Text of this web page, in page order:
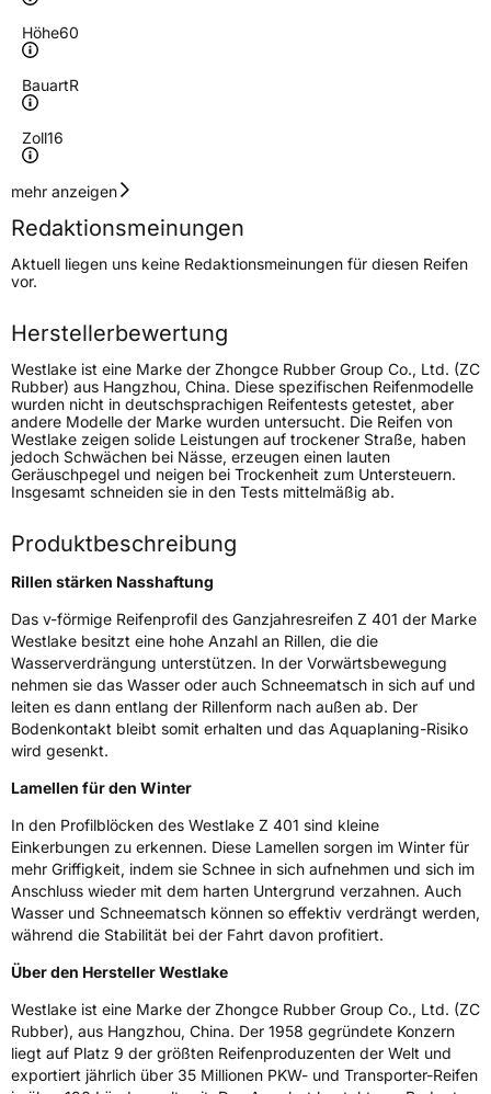
Höhe60
BauartR
Zoll16
Geschwindigkeitsindex
Höchstgeschwindigkeit
240 km/h
Lastindex96
Höchstlast710 kg
Gewicht (in kg)
8,23 kg
Generelle Merkmale
FahrzeugtypPKW
VerwendungGanzjahresreifen
FahrzeugartPKW & SUV
Weitere Eigenschaften
SchlauchtypTL
ZustandNeureifen
M+SJa
VerstärktXL
EU Label
Effizienz C
Rollgeräusch (Klasse)B
Rollgeräusch (dB)72
mehr anzeigen
Redaktionsmeinungen
Aktuell liegen uns keine Redaktionsmeinungen für diesen Reifen
vor.
Herstellerbewertung
Westlake ist eine Marke der Zhongce Rubber Group Co., Ltd. (ZC
Rubber) aus Hangzhou, China. Diese spezifischen Reifenmodelle
wurden nicht in deutschsprachigen Reifentests getestet, aber
andere Modelle der Marke wurden untersucht. Die Reifen von
Westlake zeigen solide Leistungen auf trockener Straße, haben
jedoch Schwächen bei Nässe, erzeugen einen lauten
Geräuschpegel und neigen bei Trockenheit zum Untersteuern.
Insgesamt schneiden sie in den Tests mittelmäßig ab.
Produktbeschreibung
Rillen stärken Nasshaftung
Das v-förmige Reifenprofil des Ganzjahresreifen Z 401 der Marke
Westlake besitzt eine hohe Anzahl an Rillen, die die
Wasserverdrängung unterstützen. In der Vorwärtsbewegung
nehmen sie das Wasser oder auch Schneematsch in sich auf und
leiten es dann entlang der Rillenform nach außen ab. Der
Bodenkontakt bleibt somit erhalten und das Aquaplaning-Risiko
wird gesenkt.
Lamellen für den Winter
In den Profilblöcken des Westlake Z 401 sind kleine
Einkerbungen zu erkennen. Diese Lamellen sorgen im Winter für
mehr Griffigkeit, indem sie Schnee in sich aufnehmen und sich im
Anschluss wieder mit dem harten Untergrund verzahnen. Auch
Wasser und Schneematsch können so effektiv verdrängt werden,
während die Stabilität bei der Fahrt davon profitiert.
Über den Hersteller Westlake
Westlake ist eine Marke der Zhongce Rubber Group Co., Ltd. (ZC
Rubber), aus Hangzhou, China. Der 1958 gegründete Konzern
liegt auf Platz 9 der größten Reifenproduzenten der Welt und
exportiert jährlich über 35 Millionen PKW- und Transporter-Reifen